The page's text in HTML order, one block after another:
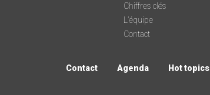
Chiffres clés
L’équipe
Contact
Contact Agenda Hot topics